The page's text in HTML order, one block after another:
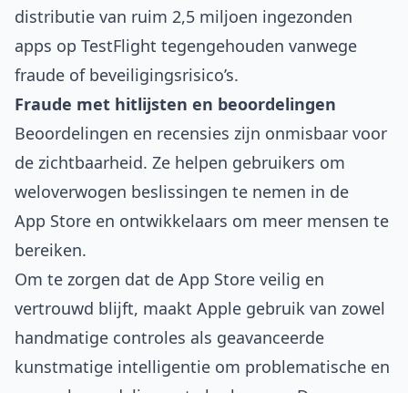
distributie van ruim 2,5 miljoen ingezonden
apps op TestFlight tegengehouden vanwege
fraude of beveiligingsrisico’s.
Fraude met hitlijsten en beoordelingen
Beoordelingen en recensies zijn onmisbaar voor
de zichtbaarheid. Ze helpen gebruikers om
weloverwogen beslissingen te nemen in de
App Store en ontwikkelaars om meer mensen te
bereiken.
Om te zorgen dat de App Store veilig en
vertrouwd blijft, maakt Apple gebruik van zowel
handmatige controles als geavanceerde
kunstmatige intelligentie om problematische en